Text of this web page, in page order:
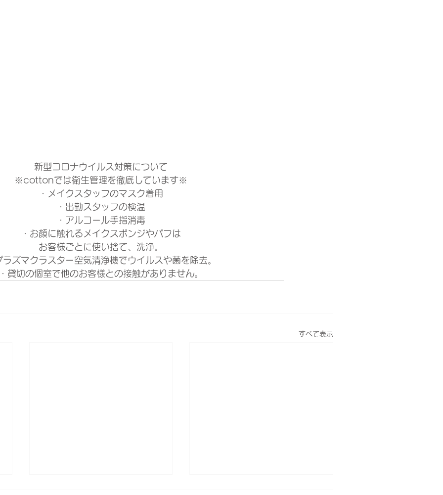
新型コロナウイルス対策について
※cottonでは衛生管理を徹底しています※
・メイクスタッフのマスク着用
・出勤スタッフの検温
・アルコール手指消毒
・お顔に触れるメイクスポンジやパフは
お客様ごとに使い捨て、洗浄。
ラズマクラスター空気清浄機でウイルスや菌を除去。
貸切の個室で他のお客様との接触がありません。
すべて表示